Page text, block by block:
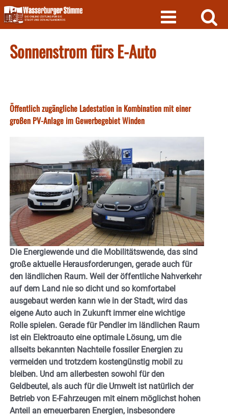
Skip
to
content
Sonnenstrom fürs E-Auto
Öffentlich zugängliche Ladestation in Kombination mit einer
großen PV-Anlage im Gewerbegebiet Winden
Die Energiewende und die Mobilitätswende, das sind
große aktuelle Herausforderungen, gerade auch für
den ländlichen Raum. Weil der öffentliche Nahverkehr
auf dem Land nie so dicht und so komfortabel
ausgebaut werden kann wie in der Stadt, wird das
eigene Auto auch in Zukunft immer eine wichtige
Rolle spielen. Gerade für Pendler im ländlichen Raum
ist ein Elektroauto eine optimale Lösung, um die
allseits bekannten Nachteile fossiler Energien zu
vermeiden und trotzdem kostengünstig mobil zu
bleiben. Und am allerbesten sowohl für den
Geldbeutel, als auch für die Umwelt ist natürlich der
Betrieb von E-Fahrzeugen mit einem möglichst hohen
Anteil an erneuerbaren Energien, insbesondere